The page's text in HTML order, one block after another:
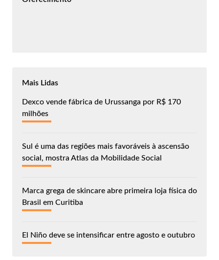
Mais Lidas
Dexco vende fábrica de Urussanga por R$ 170
milhões
Sul é uma das regiões mais favoráveis à ascensão
social, mostra Atlas da Mobilidade Social
Marca grega de skincare abre primeira loja física do
Brasil em Curitiba
El Niño deve se intensificar entre agosto e outubro